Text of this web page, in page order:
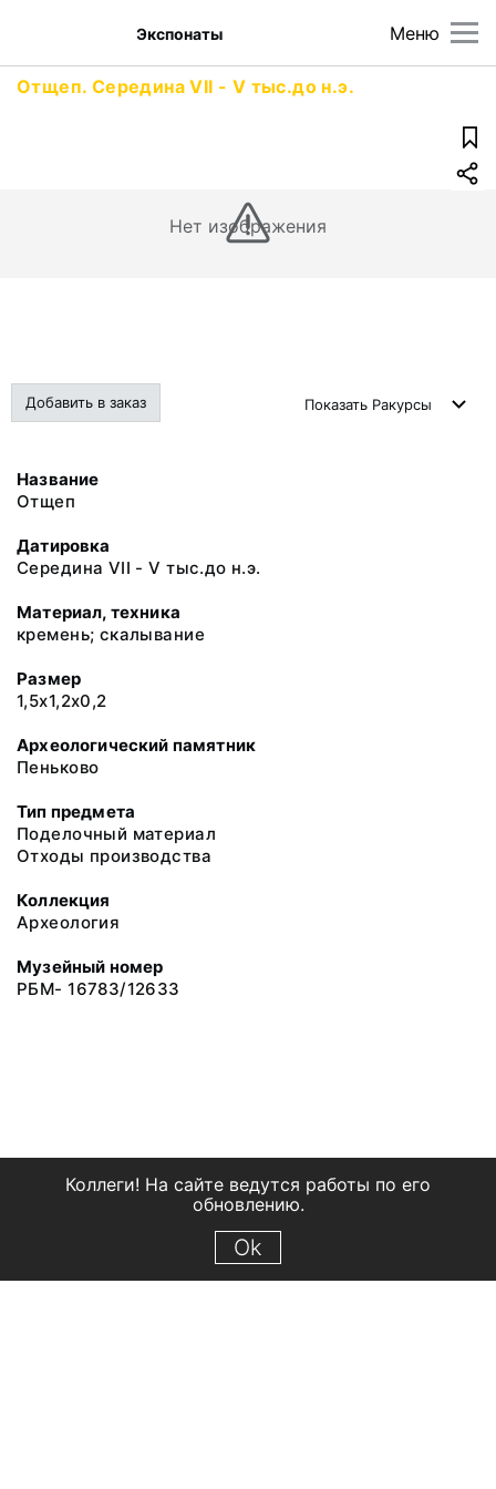
Меню
Экспонаты
Отщеп. Середина VII - V тыс.до н.э.
Нет изображения
Добавить в заказ Показать Ракурсы
Название
Отщеп
Датировка
Середина VII - V тыс.до н.э.
Материал, техника
кремень; скалывание
Размер
1,5х1,2х0,2
Археологический памятник
Пеньково
Тип предмета
Поделочный материал
Отходы производства
Коллекция
Археология
Музейный номер
РБМ- 16783/12633
Коллеги! На сайте ведутся работы по его
обновлению.
Ok